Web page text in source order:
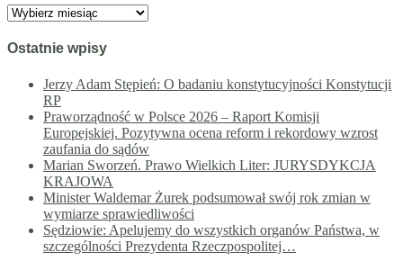
Archiwa
Ostatnie wpisy
Jerzy Adam Stępień: O badaniu konstytucyjności Konstytucji
RP
Praworządność w Polsce 2026 – Raport Komisji
Europejskiej. Pozytywna ocena reform i rekordowy wzrost
zaufania do sądów
Marian Sworzeń. Prawo Wielkich Liter: JURYSDYKCJA
KRAJOWA
Minister Waldemar Żurek podsumował swój rok zmian w
wymiarze sprawiedliwości
Sędziowie: Apelujemy do wszystkich organów Państwa, w
szczególności Prezydenta Rzeczpospolitej…